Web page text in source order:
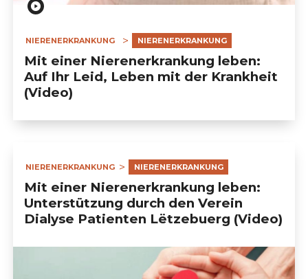
NIERENERKRANKUNG NIERENERKRANKUNG
Mit einer Nierenerkrankung leben:
Auf Ihr Leid, Leben mit der Krankheit
(Video)
NIERENERKRANKUNG NIERENERKRANKUNG
Mit einer Nierenerkrankung leben:
Unterstützung durch den Verein
Dialyse Patienten Lëtzebuerg (Video)